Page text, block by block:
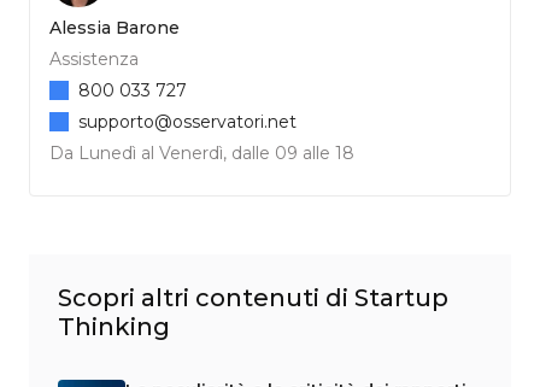
Alessia Barone
Assistenza
Da Lunedì al Venerdì, dalle 09 alle 18
800 033 727
supporto@osservatori.net
Scopri altri contenuti di Startup
Thinking